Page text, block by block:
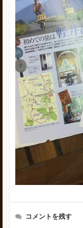
コメントを残す